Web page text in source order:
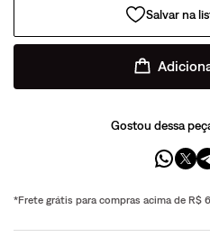
Gostou dessa
*Frete grátis para compras acima de R$